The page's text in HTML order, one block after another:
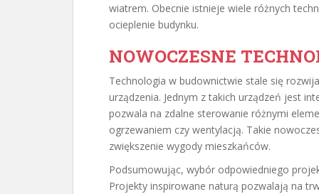
wiatrem. Obecnie istnieje wiele różnych
ocieplenie budynku.
NOWOCZESNE
Technologia w budownictwie stale się
urządzenia. Jednym z takich urządzeń jest
pozwala na zdalne sterowanie różnymi
ogrzewaniem czy wentylacją. Takie
zwiększenie wygody mieszkańców.
Podsumowując, wybór odpowiedniego
Projekty inspirowane naturą pozwalają na